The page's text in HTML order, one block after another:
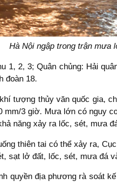
Hà Nội ngập trong trận mưa
1, 2, 3; Quân chủng: Hải
đoàn 18.
tượng thủy văn quốc gia,
3 giờ. Mưa lớn có nguy
năng xảy ra lốc, sét, mưa
thiên tai có thể xảy ra,
sạt lở đất, lốc, sét, mưa đá
quyền địa phương rà soát